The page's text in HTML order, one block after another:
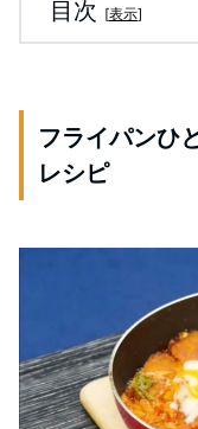
目次 [表示]
フライパンひ
レシピ